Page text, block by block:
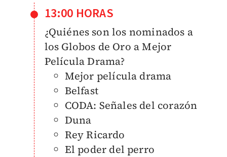
13:00 HORAS
¿Quiénes son los nominados a
los Globos de Oro a Mejor
Película Drama?
Mejor película drama
Belfast
CODA: Señales del corazón
Duna
Rey Ricardo
El poder del perro